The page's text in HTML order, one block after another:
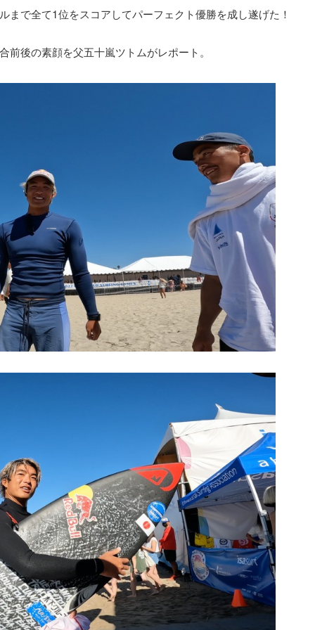
で全て1位をスコアしてパーフェクト優勝を成し遂げた！
後の素顔を父五十嵐ツトムがレポート。